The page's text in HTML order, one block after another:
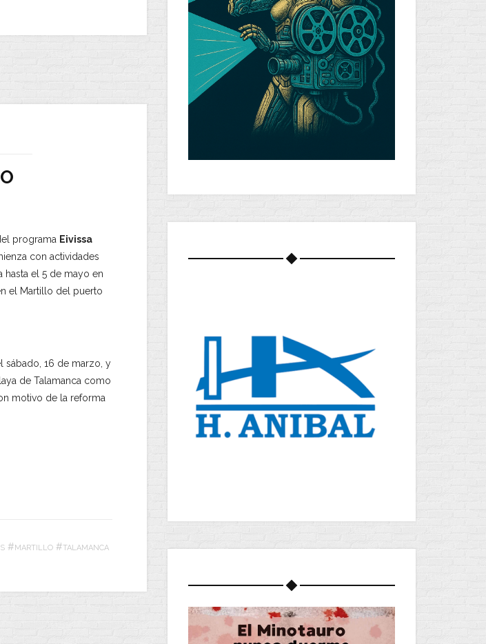
programa Eivissa
con actividades
hasta el 5 de mayo en
el Martillo del puerto
sábado, 16 de marzo, y
de Talamanca como
motivo de la reforma
#MARTILLO #TALAMANCA